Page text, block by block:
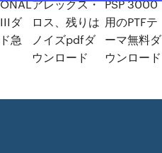
ダ
急
アレックス・
ロス、残りは
ノイズpdfダ
ウンロード
PSP 3000
用のPTFテ
ーマ無料ダ
ウンロード